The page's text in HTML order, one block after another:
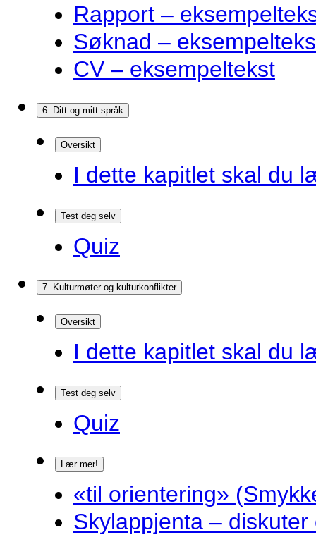
Rapport –
Søknad –
CV – eksempeltekst
6. Ditt og mitt språk
Oversikt
I dette kapitlet skal du
Test deg selv
Quiz
7. Kulturmøter og kulturkonflikter
Oversikt
I dette kapitlet skal du
Test deg selv
Quiz
Lær mer!
«til orientering»
Skylappjenta – diskuter